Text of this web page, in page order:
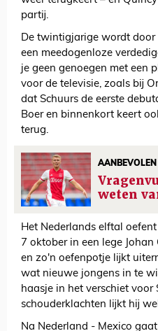
partij.
De twintigjarige wordt
een meedogenloze
je geen genoegen met een
voor de televisie, zoals bij
dat Schuurs de eerste
Boer en binnenkort keert
terug.
AANBEVOLEN
weten
Het Nederlands elftal
7 oktober in een lege
en zo'n oefenpotje lijkt
wat nieuwe jongens in te
haasje in het verschiet voor
schouderklachten lijkt hij
Na Nederland - Mexico